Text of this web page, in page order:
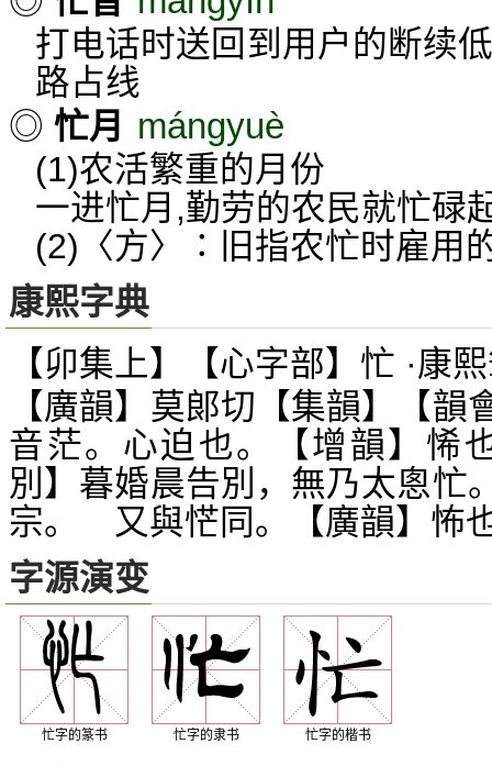
打电话时送回到用户的断续
路占线
◎ 忙月 mángyuè
(1)农活繁重的月份
一进忙月,勤劳的农民就忙碌
(2)〈方〉∶旧指农忙时雇用
康熙字典
【卯集上】【心字部】忙 ·康
【廣韻】莫郞切【集韻】【韻
音茫。心迫也。【增韻】悕
別】暮婚晨告別，無乃太悤
宗。 又與恾同。【廣韻】怖
字源演变
忙字的篆书 忙字的隶书 忙字的楷书